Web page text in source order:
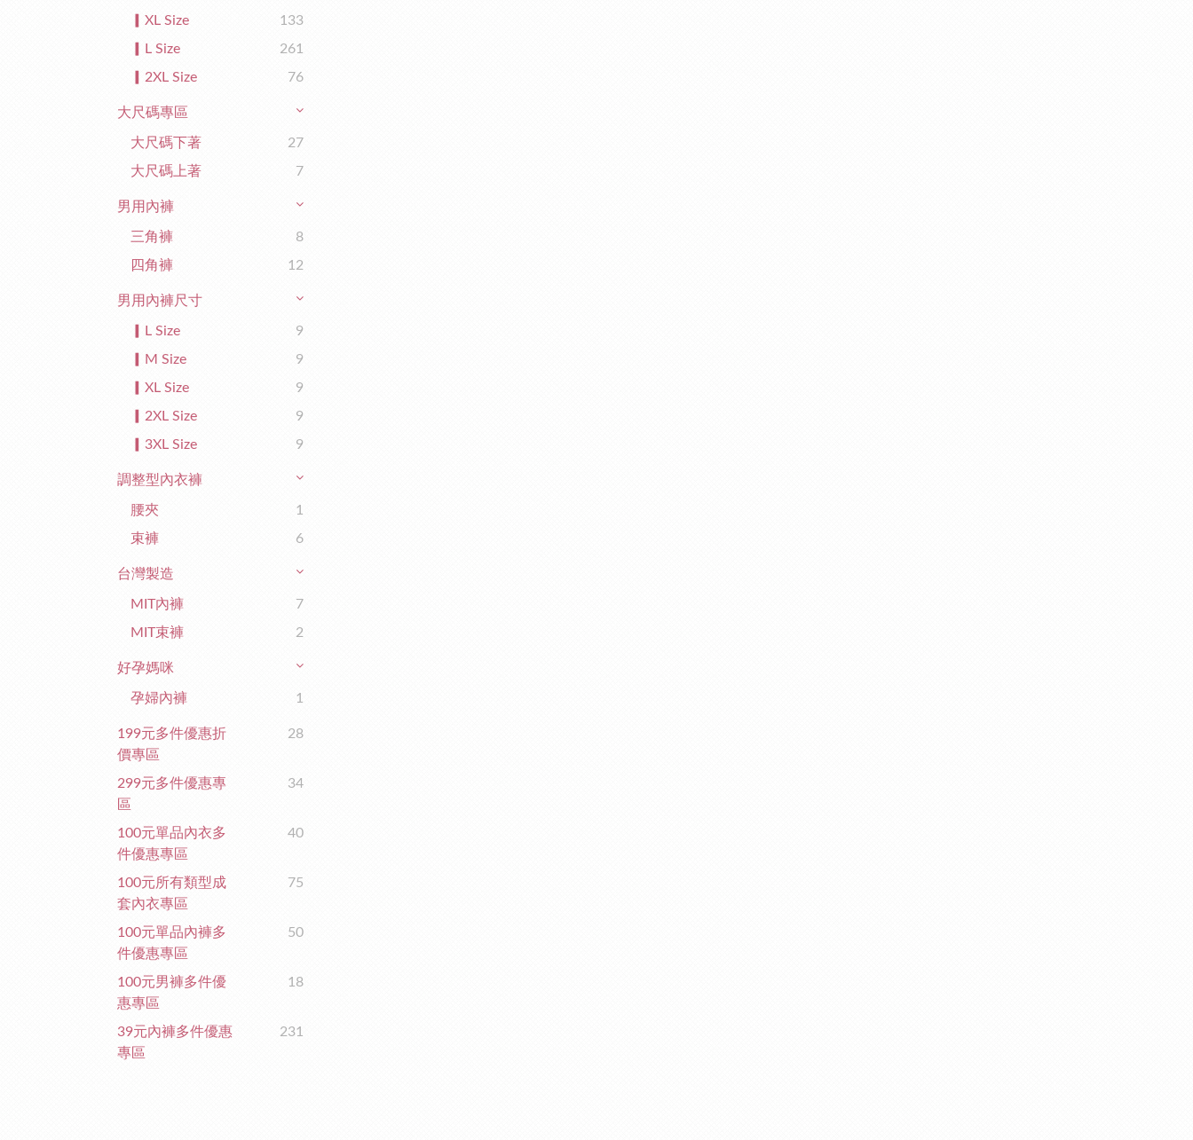
▎XL Size
133
▎L Size
261
▎2XL Size
76
大尺碼專區
大尺碼下著
27
大尺碼上著
7
男用內褲
三角褲
8
四角褲
12
男用內褲尺寸
▎L Size
9
▎M Size
9
▎XL Size
9
▎2XL Size
9
▎3XL Size
9
調整型內衣褲
腰夾
1
束褲
6
台灣製造
MIT內褲
7
MIT束褲
2
好孕媽咪
孕婦內褲 1
199元多件優惠折
價專區
28
299元多件優惠專
區
34
100元單品內衣多
件優惠專區
40
100元所有類型成
套內衣專區
75
100元單品內褲多
件優惠專區
50
100元男褲多件優
惠專區
18
39元內褲多件優惠
專區
231